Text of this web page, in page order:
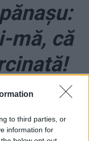
to third parties, or
information for
mă, că
trei